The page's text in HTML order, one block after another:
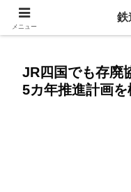
赤字ローカル
JR四国でも存廃
5カ年推進計画を
メニュー
鉄